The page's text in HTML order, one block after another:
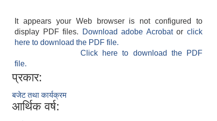
It appears your Web browser is not configured to
display PDF files.
Download adobe Acrobatorclick
here to download the PDF file.
Click here to download the PDF
file.
प्रकार:
बजेट तथा कार्यक्रम
आर्थिक वर्ष: